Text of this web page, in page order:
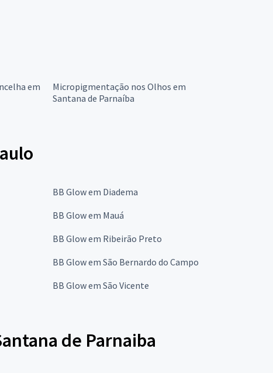
em
Micropigmentação nos Olhos em
Santana de Parnaíba
BB Glow em Diadema
BB Glow em Mauá
BB Glow em Ribeirão Preto
BB Glow em São Bernardo do Campo
BB Glow em São Vicente
de Parnaiba